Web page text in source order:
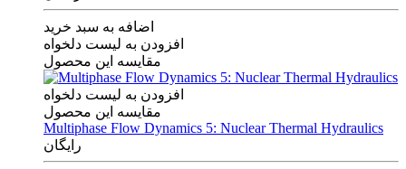
اضافه به سبد خرید
افزودن به لیست دلخواه
مقایسه این محصول
افزودن به لیست دلخواه
مقایسه این محصول
Multiphase Flow Dynamics 5: Nuclear Thermal Hydraulics
رایگان